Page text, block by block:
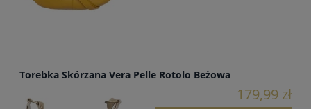
Torebka Skórzana Vera Pelle Rotolo Beżowa
179,99 zł